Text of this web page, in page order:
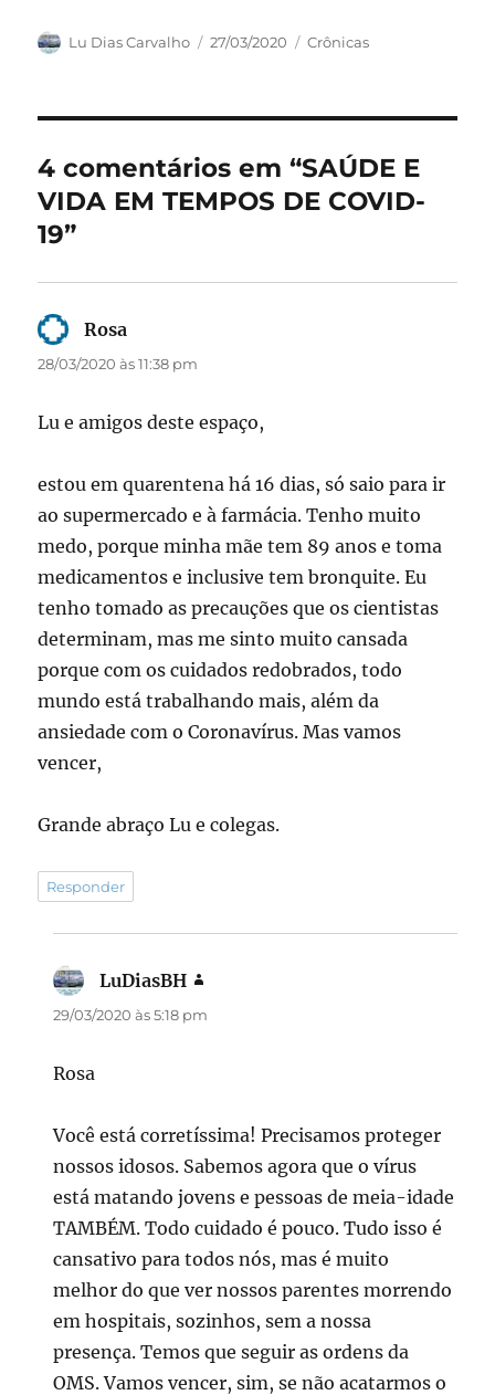
c
b
o
o
k
st
d
o
n
ai a
Autor
Lu Dias Carvalho
Publicado
27/03/2020 Categorias
Crônicas
4 comentários em “SAÚDE E
VIDA EM TEMPOS DE COVID-
19”
Rosa
28/03/2020 às 11:38 pm
Lu e amigos deste espaço,
estou em quarentena há 16 dias, só saio para ir
ao supermercado e à farmácia. Tenho muito
medo, porque minha mãe tem 89 anos e toma
medicamentos e inclusive tem bronquite. Eu
tenho tomado as precauções que os cientistas
determinam, mas me sinto muito cansada
porque com os cuidados redobrados, todo
mundo está trabalhando mais, além da
ansiedade com o Coronavírus. Mas vamos
vencer,
Grande abraço Lu e colegas.
Responder
LuDiasBH
29/03/2020 às 5:18 pm
Rosa
Você está corretíssima! Precisamos proteger
nossos idosos. Sabemos agora que o vírus
está matando jovens e pessoas de meia-idade
TAMBÉM. Todo cuidado é pouco. Tudo isso é
cansativo para todos nós, mas é muito
melhor do que ver nossos parentes morrendo
em hospitais, sozinhos, sem a nossa
presença. Temos que seguir as ordens da
OMS. Vamos vencer, sim, se não acatarmos o